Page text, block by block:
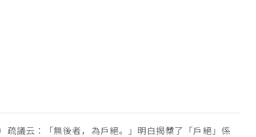
疏議云：「無後者，為戶絕。」明白揭櫫了「戶絕」係